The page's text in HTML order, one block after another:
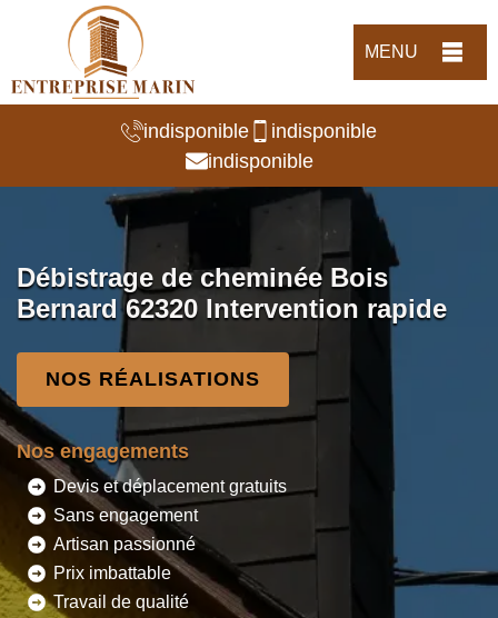
MENU
indisponible
indisponible
indisponible
Débistrage de cheminée Bois
Bernard 62320 Intervention rapide
NOS RÉALISATIONS
Nos engagements
Devis et déplacement gratuits
Sans engagement
Artisan passionné
Prix imbattable
Travail de qualité